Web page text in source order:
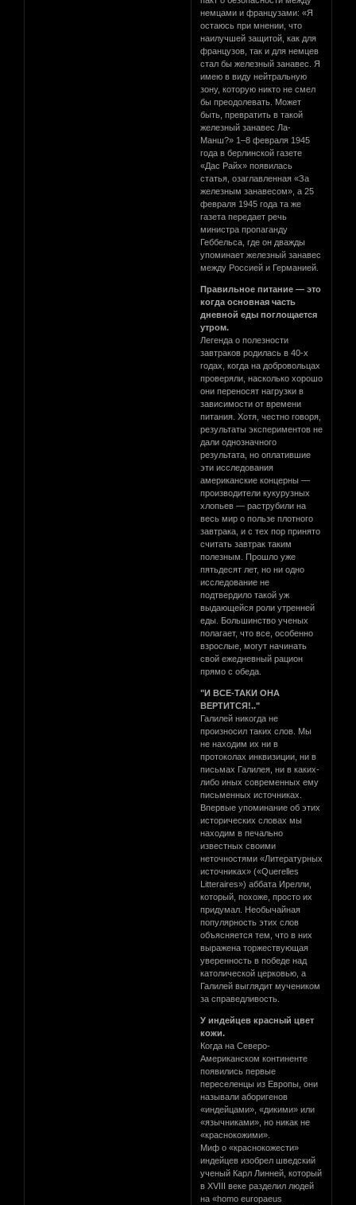
немцами и французами: «Я
остаюсь при мнении, что
наилучшей защитой, как для
французов, так и для немцев
стал бы железный занавес. Я
имею в виду нейтральную
зону, которую никто не смел
бы преодолевать. Может
быть, превратить в такой
железный занавес Ла-
Манш?» 1–8 февраля 1945
года в берлинской газете
«Дас Райх» появилась
статья, озаглавленная «За
железным занавесом», а 25
февраля 1945 года та же
газета передает речь
министра пропаганду
Геббельса, где он дважды
упоминает железный занавес
между Россией и Германией.
Правильное питание — это
когда основная часть
дневной еды поглощается
утром.
Легенда о полезности
завтраков родилась в 40-х
годах, когда на добровольцах
проверяли, насколько хорошо
они переносят нагрузки в
зависимости от времени
питания. Хотя, честно говоря,
результаты экспериментов не
дали однозначного
результата, но оплатившие
эти исследования
американские концерны —
производители кукурузных
хлопьев — раструбили на
весь мир о пользе плотного
завтрака, и с тех пор принято
считать завтрак таким
полезным. Прошло уже
пятьдесят лет, но ни одно
исследование не
подтвердило такой уж
выдающейся роли утренней
еды. Большинство ученых
полагает, что все, особенно
взрослые, могут начинать
свой ежедневный рацион
прямо с обеда.
"И ВСЕ-ТАКИ ОНА
ВЕРТИТСЯ!.."
Галилей никогда не
произносил таких слов. Мы
не находим их ни в
протоколах инквизиции, ни в
письмах Галилея, ни в каких-
либо иных современных ему
письменных источниках.
Впервые упоминание об этих
исторических словах мы
находим в печально
известных своими
неточностями «Литературных
источниках» («Querelles
Litteraires») аббата Ирелли,
который, похоже, просто их
придумал. Необычайная
популярность этих слов
объясняется тем, что в них
выражена торжествующая
уверенность в победе над
католической церковью, а
Галилей выглядит мучеником
за справедливость.
У индейцев красный цвет
кожи.
Когда на Северо-
Американском континенте
появились первые
переселенцы из Европы, они
называли аборигенов
«индейцами», «дикими» или
«язычниками», но никак не
«краснокожими».
Миф о «краснокожести»
индейцев изобрел шведский
ученый Карл Линней, который
в XVIII веке разделил людей
на «homo europaeus